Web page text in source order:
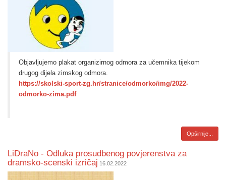
Objavljujemo plakat organizirnog odmora za učemnika tijekom
drugog dijela zimskog odmora.
https://skolski-sport-zg.hr/stranice/odmorko/img/2022-
odmorko-zima.pdf
Opširnije...
LiDraNo - Odluka prosudbenog povjerenstva za
dramsko-scenski izričaj 16.02.2022